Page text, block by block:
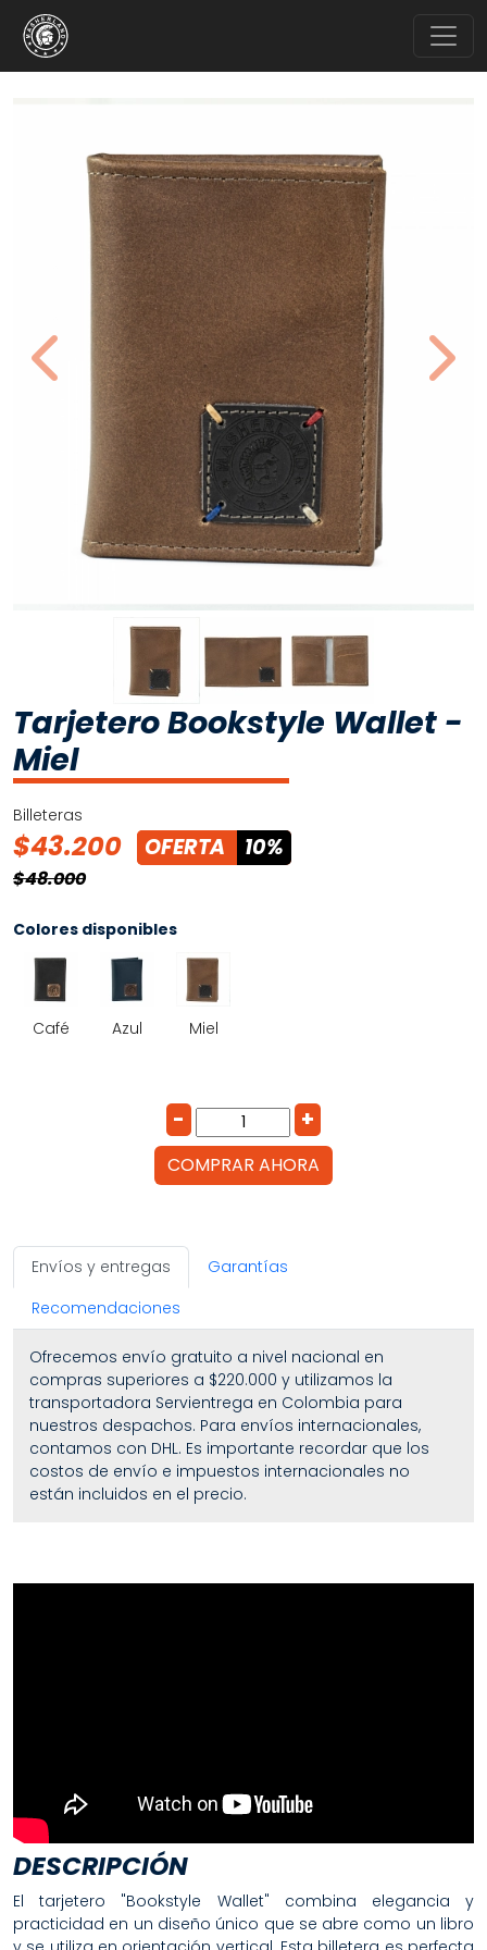
Tarjetero Bookstyle Wallet -
Miel
Billeteras
$43.200 OFERTA 10%
$48.000
Colores disponibles
Café Azul Miel
COMPRAR AHORA
Envíos y entregas
Garantías
Recomendaciones
Ofrecemos envío gratuito a nivel nacional en
compras superiores a $220.000 y utilizamos la
transportadora Servientrega en Colombia para
nuestros despachos. Para envíos internacionales,
contamos con DHL. Es importante recordar que los
costos de envío e impuestos internacionales no
están incluidos en el precio.
DESCRIPCIÓN
El tarjetero "Bookstyle Wallet" combina elegancia y
practicidad en un diseño único que se abre como un libro